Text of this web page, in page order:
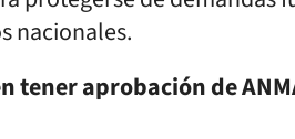
nacionales.
tener aprobación de